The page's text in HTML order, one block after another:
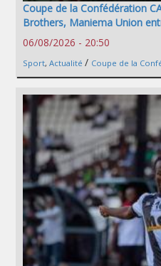
Coupe de la Confédération
Brothers, Maniema Union
06/08/2026 - 20:50
Sport, Actualité / Coupe de la